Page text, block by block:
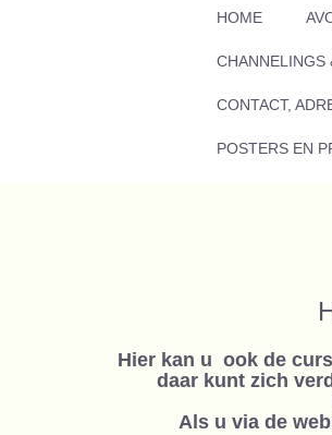
HOME
CHANNELINGS
CONTACT,
POSTERS EN
Hier kan u ook de
daar kunt zich
Als u via de